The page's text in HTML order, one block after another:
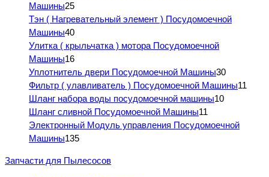
Машины25
Тэн ( Нагревательный элемент ) Посудомоечной
Машины40
Улитка ( крыльчатка ) мотора Посудомоечной
Машины16
Уплотнитель двери Посудомоечной Машины30
Фильтр ( улавливатель ) Посудомоечной Машины11
Шланг набора воды посудомоечной машины10
Шланг сливной Посудомоечной Машины11
Электронный Модуль управления Посудомоечной
Машины135
Запчасти для Пылесосов